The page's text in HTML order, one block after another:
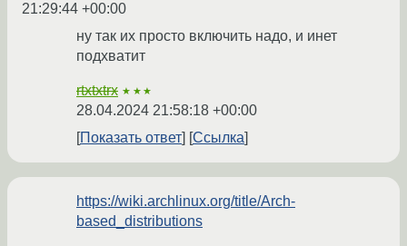
21:29:44 +00:00
ну так их просто включить надо, и инет
подхватит
rtxtxtrx ★★★
28.04.2024 21:58:18 +00:00
Показать ответ
Ссылка
https://wiki.archlinux.org/title/Arch-
based_distributions